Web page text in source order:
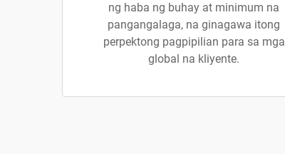
ng haba ng buhay at minimum na
pangangalaga, na ginagawa itong
perpektong pagpipilian para sa mga
global na kliyente.